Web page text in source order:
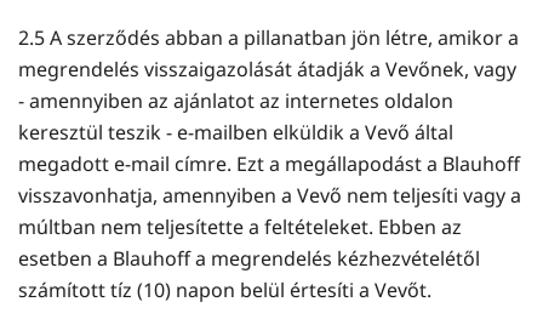
2.5 A szerződés abban a pillanatban jön létre, amikor a
megrendelés visszaigazolását átadják a Vevőnek, vagy
- amennyiben az ajánlatot az internetes oldalon
keresztül teszik - e-mailben elküldik a Vevő által
megadott e-mail címre. Ezt a megállapodást a Blauhoff
visszavonhatja, amennyiben a Vevő nem teljesíti vagy a
múltban nem teljesítette a feltételeket. Ebben az
esetben a Blauhoff a megrendelés kézhezvételétől
számított tíz (10) napon belül értesíti a Vevőt.